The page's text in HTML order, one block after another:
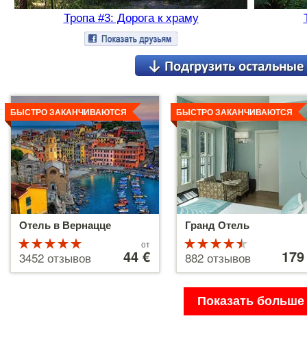
Тропа #3: Дорога к храму
Отель в Вернацце
БЫСТРО ЗАКАНЧИВАЮТСЯ
5 из 5
3452 отзывов
от
44 €
Детальнее
Гранд Отель
БЫСТРО ЗАКАНЧИВАЮТСЯ
4.5 из 5
882 отзывов 179 €
Детальнее
Показать больше